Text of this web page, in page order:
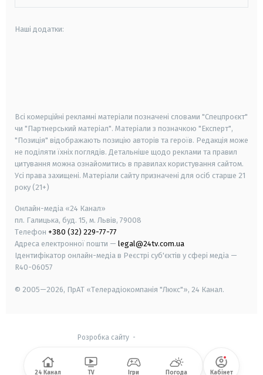
Наші додатки:
Всі комерційні рекламні матеріали позначені словами "Спецпроєкт"
чи "Партнерський матеріал". Матеріали з позначкою "Експерт",
"Позиція" відображають позицію авторів та героїв. Редакція може
не поділяти їхніх поглядів. Детальніше щодо реклами та правил
цитування можна ознайомитись в правилах користування сайтом.
Усі права захищені. Матеріали сайту призначені для осіб старше 21
року (21+)
Онлайн-медіа «24 Канал»
пл. Галицька, буд. 15, м. Львів, 79008
Телефон +380 (32) 229-77-77
Адреса електронної пошти — legal@24tv.com.ua
Ідентифікатор онлайн-медіа в Реєстрі суб'єктів у сфері медіа —
R40-06057
© 2005—2026, ПрАТ «Телерадіокомпанія "Люкс"», 24 Канал.
Розробка сайту-
24 Канал TV Ігри Погода Кабінет